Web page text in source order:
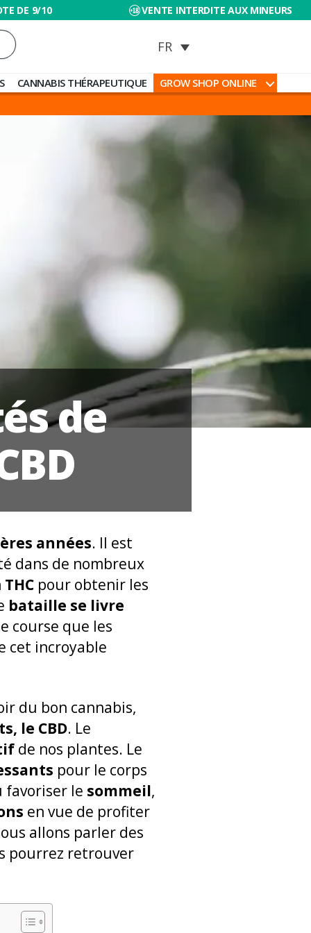
DE 9/10 VENTE INTERDITE AUX MINEURS
CANNABIS THÉRAPEUTIQUE GROW SHOP ONLINE
de
années. Il est
dans de nombreux
THC pour obtenir les
bataille se livre
course que les
cet incroyable
du bon cannabis,
le CBD. Le
de nos plantes. Le
pour le corps
favoriser le sommeil,
en vue de profiter
allons parler des
pourrez retrouver